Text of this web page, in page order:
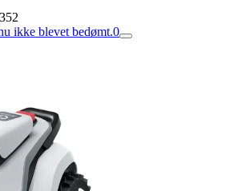
ikke blevet bedømt.0